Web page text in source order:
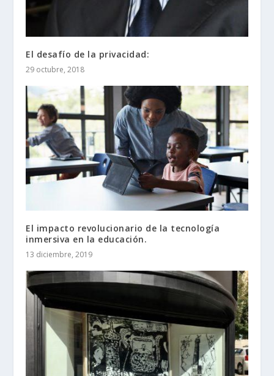
El desafío de la privacidad:
29 octubre, 2018
El impacto revolucionario de la tecnología
inmersiva en la educación.
13 diciembre, 2019